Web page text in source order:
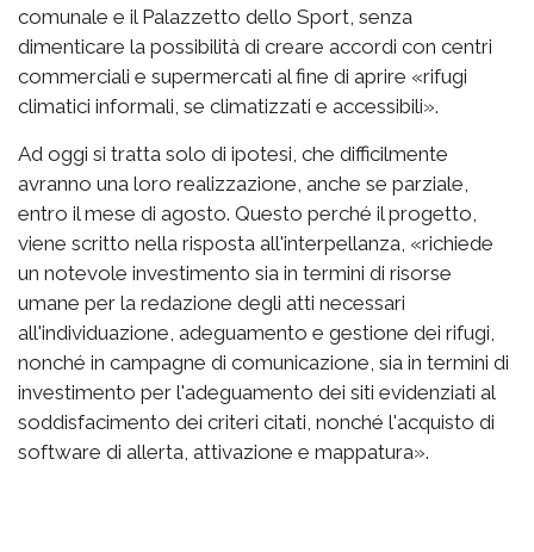
comunale e il Palazzetto dello Sport, senza
dimenticare la possibilità di creare accordi con centri
commerciali e supermercati al fine di aprire «rifugi
climatici informali, se climatizzati e accessibili».
Ad oggi si tratta solo di ipotesi, che difficilmente
avranno una loro realizzazione, anche se parziale,
entro il mese di agosto. Questo perché il progetto,
viene scritto nella risposta all'interpellanza, «richiede
un notevole investimento sia in termini di risorse
umane per la redazione degli atti necessari
all'individuazione, adeguamento e gestione dei rifugi,
nonché in campagne di comunicazione, sia in termini di
investimento per l'adeguamento dei siti evidenziati al
soddisfacimento dei criteri citati, nonché l'acquisto di
software di allerta, attivazione e mappatura».